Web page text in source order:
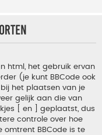
html, het gebruik ervan
(je kunt BBCode ook
het plaatsen van je
gelijk aan die van
[ en ] geplaatst, dus
controle over hoe
omtrent BBCode is te